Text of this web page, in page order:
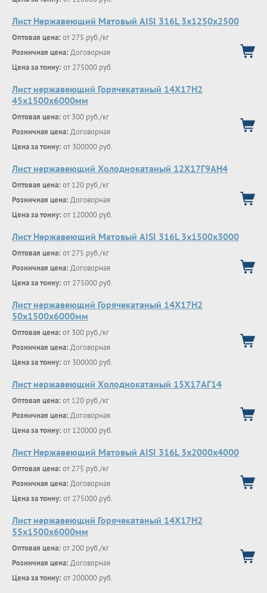
Лист Нержавеющий Матовый AISI 316L 3х1250х2500
Оптовая цена: от 275 руб./кг
Розничная цена: Договорная
Цена за тонну: от 275000 руб.
Лист нержавеющий Горячекатаный 14Х17Н2
45x1500x6000мм
Оптовая цена: от 300 руб./кг
Розничная цена: Договорная
Цена за тонну: от 300000 руб.
Лист нержавеющий Холоднокатаный 12Х17Г9АН4
Оптовая цена: от 120 руб./кг
Розничная цена: Договорная
Цена за тонну: от 120000 руб.
Лист Нержавеющий Матовый AISI 316L 3х1500х3000
Оптовая цена: от 275 руб./кг
Розничная цена: Договорная
Цена за тонну: от 275000 руб.
Лист нержавеющий Горячекатаный 14Х17Н2
50x1500x6000мм
Оптовая цена: от 300 руб./кг
Розничная цена: Договорная
Цена за тонну: от 300000 руб.
Лист нержавеющий Холоднокатаный 15Х17АГ14
Оптовая цена: от 120 руб./кг
Розничная цена: Договорная
Цена за тонну: от 120000 руб.
Лист Нержавеющий Матовый AISI 316L 3х2000х4000
Оптовая цена: от 275 руб./кг
Розничная цена: Договорная
Цена за тонну: от 275000 руб.
Лист нержавеющий Горячекатаный 14Х17Н2
55x1500x6000мм
Оптовая цена: от 200 руб./кг
Розничная цена: Договорная
Цена за тонну: от 200000 руб.